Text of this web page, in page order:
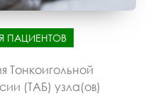
ПАЦИЕНТОВ
Тонкоигольной
(ТАБ) узла(ов)